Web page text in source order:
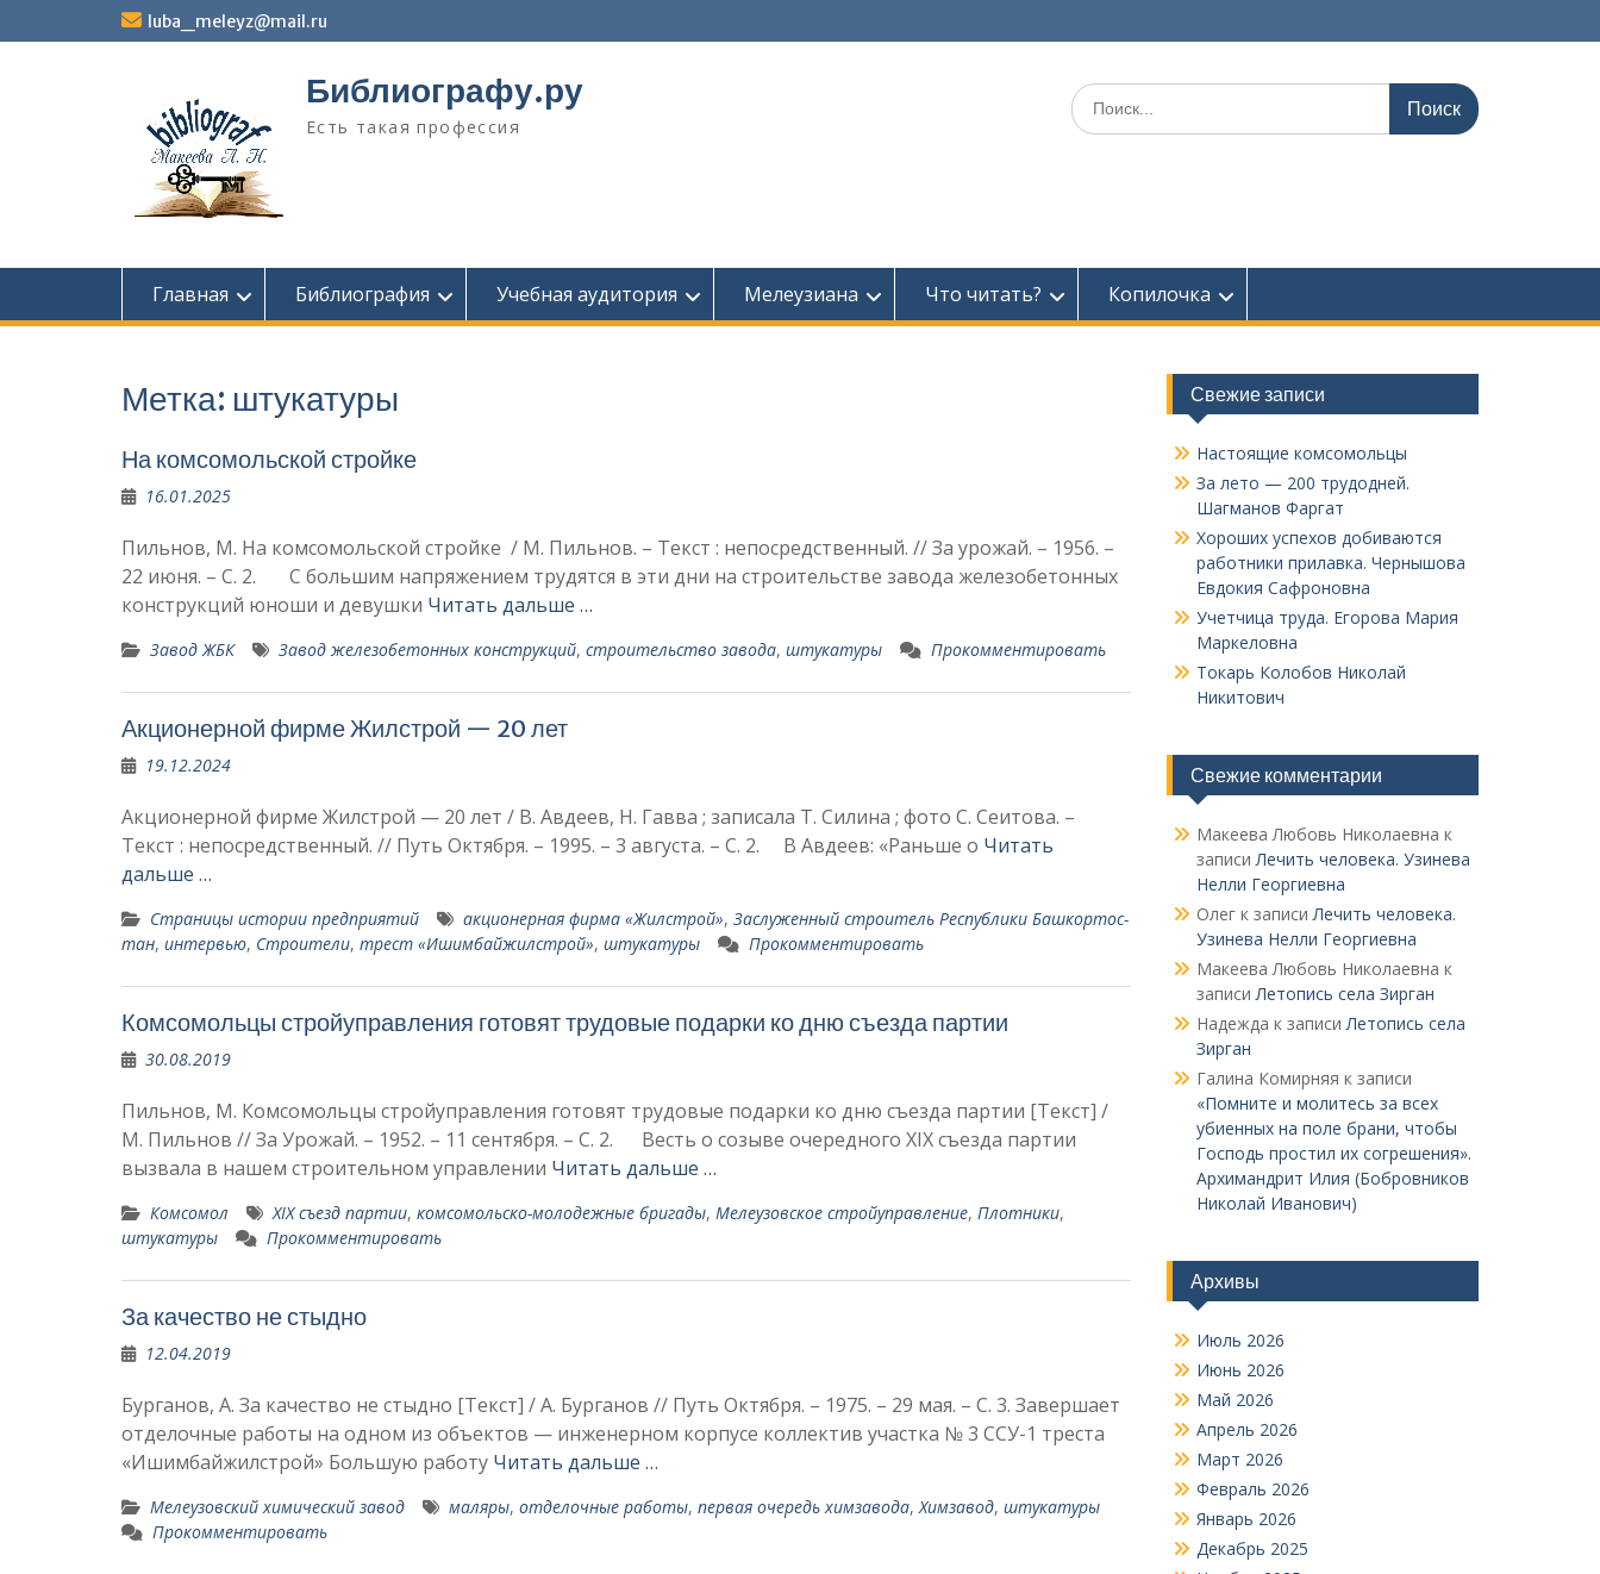
к
luba_meleyz@mail.ru
Библиографу.ру
Есть такая профессия
Поиск
по:
Главная Библиография Учебная аудитория Мелеузиана Что читать? Копилочка
Метка: штукатуры
На комсомольской стройке
16.01.2025
Пильнов, М. На комсомольской стройке / М. Пильнов. – Текст : непосредственный. // За урожай. – 1956. –
22 июня. – С. 2. С большим напряжением трудятся в эти дни на строительстве завода железобетон­ных
конструкций юноши и де­вушки Читать дальше …
Завод ЖБК Завод железобетонных конструкций, строительство завода, штукатуры Прокомментировать
Акционерной фирме Жилстрой — 20 лет
19.12.2024
Акционерной фирме Жилстрой — 20 лет / В. Авдеев, Н. Гавва ; записала Т. Силина ; фото С. Сеитова. –
Текст : непосредственный. // Путь Октября. – 1995. – 3 августа. – С. 2. В Авдеев: «Раньше о Читать
дальше …
Страницы истории предприятий акционерная фирма «Жилстрой», Заслуженный строитель Республики Башкортос­
тан, интервью, Строители, трест «Ишимбайжилстрой», штукатуры Прокомментировать
Комсомольцы стройуправления готовят трудовые подарки ко дню съезда партии
30.08.2019
Пильнов, М. Комсомольцы стройуправления готовят трудовые подарки ко дню съезда партии [Текст] /
М. Пильнов // За Урожай. – 1952. – 11 сентября. – С. 2. Весть о созыве очередного XIX съезда партии
вызвала в нашем строительном управле­нии Читать дальше …
Комсомол XIX съезд партии, комсомольско-молодежные бригады, Мелеузовское стройуправление, Плотники,
штукатуры
Прокомментировать
За качество не стыдно
12.04.2019
Бурганов, А. За качество не стыдно [Текст] / А. Бурганов // Путь Октября. – 1975. – 29 мая. – С. 3. Завершает
отделочные работы на одном из объектов — инженерном корпусе коллектив участка № 3 ССУ-1 треста
«Ишимбайжилстрой» Большую работу Читать дальше …
Мелеузовский химический завод маляры, отделочные работы, первая очередь химзавода,Химзавод, штукатуры
Прокомментировать
Свежие записи
Настоящие комсомольцы
За лето — 200 трудодней.
Шагманов Фаргат
Хороших успехов добиваются
работники прилавка. Чер­нышова
Евдокия Сафроновна
Учетчица труда. Его­рова Мария
Маркеловна
Токарь Колобов Ни­колай
Никитович
Свежие комментарии
Макеева Любовь Николаевна к
записиЛечить человека. Узинева
Нелли Георгиевна
Олегк записиЛечить человека.
Узинева Нелли Георгиевна
Макеева Любовь Николаевна к
записиЛетопись села Зирган
Надежда к записиЛетопись села
Зирган
Галина Комирняя к записи
«Помните и молитесь за всех
убиенных на поле брани, чтобы
Господь простил их согрешения».
Архимандрит Илия (Бобровников
Николай Иванович)
Архивы
Июль 2026
Июнь 2026
Май 2026
Апрель 2026
Март 2026
Февраль 2026
Январь 2026
Декабрь 2025